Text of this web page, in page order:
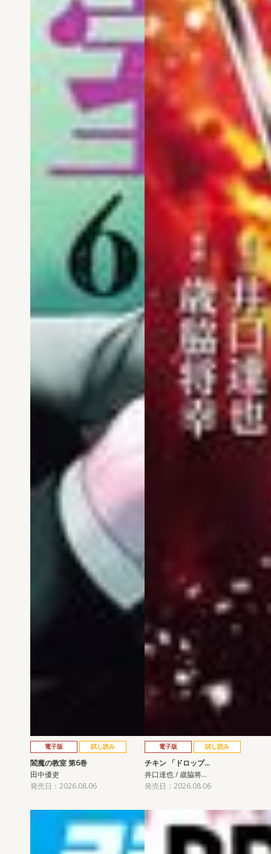
電子版 試し読み
閻魔の教室 第6巻
田中優吏
発売日：2026.08.06
電子版 試し読み
チキン 「ドロップ…
井口達也 / 歳脇将…
発売日：2026.08.06